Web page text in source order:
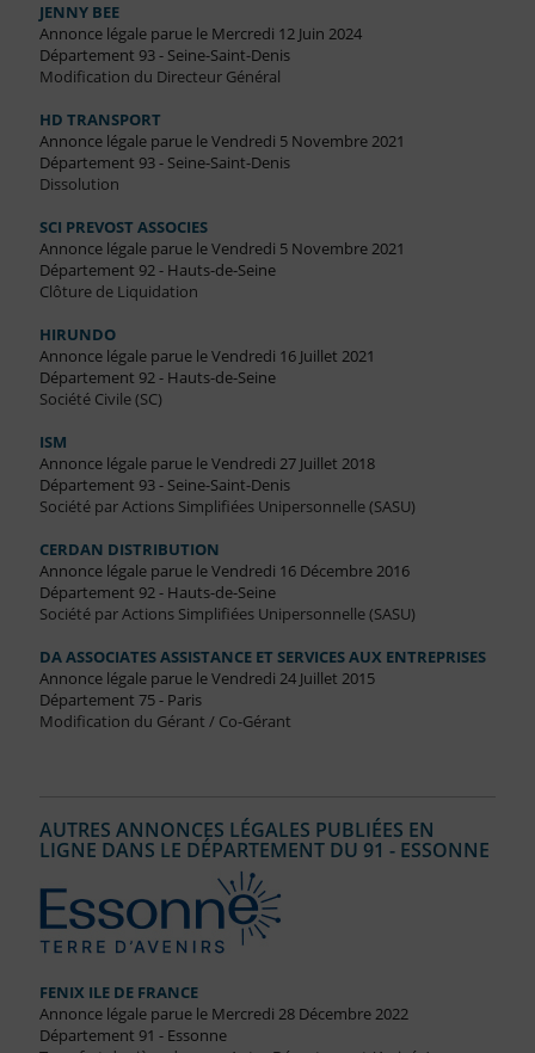
JENNY BEE
Annonce légale parue le Mercredi 12 Juin 2024
Département 93 - Seine-Saint-Denis
Modification du Directeur Général
HD TRANSPORT
Annonce légale parue le Vendredi 5 Novembre 2021
Département 93 - Seine-Saint-Denis
Dissolution
SCI PREVOST ASSOCIES
Annonce légale parue le Vendredi 5 Novembre 2021
Département 92 - Hauts-de-Seine
Clôture de Liquidation
HIRUNDO
Annonce légale parue le Vendredi 16 Juillet 2021
Département 92 - Hauts-de-Seine
Société Civile (SC)
ISM
Annonce légale parue le Vendredi 27 Juillet 2018
Département 93 - Seine-Saint-Denis
Société par Actions Simplifiées Unipersonnelle (SASU)
CERDAN DISTRIBUTION
Annonce légale parue le Vendredi 16 Décembre 2016
Département 92 - Hauts-de-Seine
Société par Actions Simplifiées Unipersonnelle (SASU)
DA ASSOCIATES ASSISTANCE ET SERVICES AUX ENTREPRISES
Annonce légale parue le Vendredi 24 Juillet 2015
Département 75 - Paris
Modification du Gérant / Co-Gérant
AUTRES ANNONCES LÉGALES PUBLIÉES EN
LIGNE DANS LE DÉPARTEMENT DU 91 - ESSONNE
FENIX ILE DE FRANCE
Annonce légale parue le Mercredi 28 Décembre 2022
Département 91 - Essonne